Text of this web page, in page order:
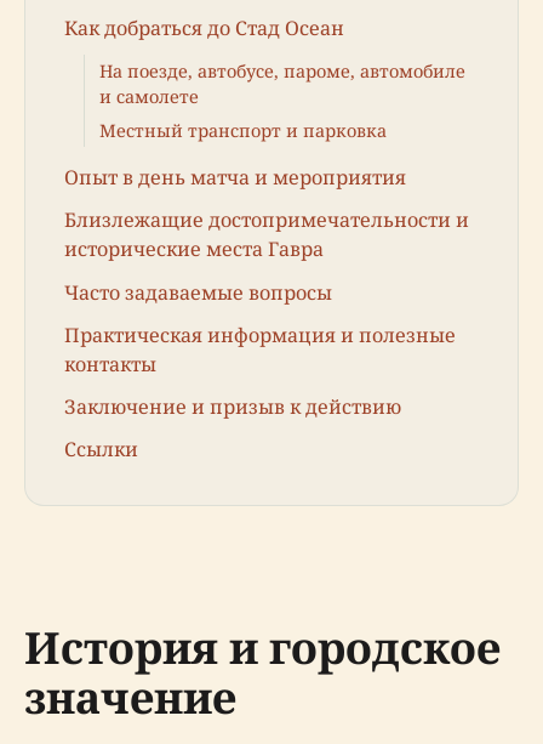
Как добраться до Стад Осеан
На поезде, автобусе, пароме, автомобиле
и самолете
Местный транспорт и парковка
Опыт в день матча и мероприятия
Близлежащие достопримечательности и
исторические места Гавра
Часто задаваемые вопросы
Практическая информация и полезные
контакты
Заключение и призыв к действию
Ссылки
История и городское
значение